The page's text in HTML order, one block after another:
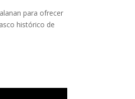
para ofrecer
histórico de